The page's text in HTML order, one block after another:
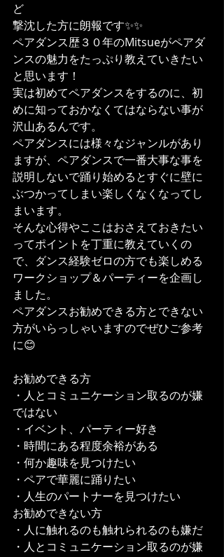
ど
撃沈した方に朗報です✨✨
ペアダンス歴３０年のMitsueがペアダ
ンスの魅力をたっぷり教えていきたい
と思います！
実は初めてペアダンスをするのに、初
めに知っておかなくてはならない事が
沢山あるんです。
ペアダンスには様々なジャンルがあり
ますが、ペアダンスで一番大事な事を
説明しないで踊り始めるとすぐに壁に
ぶつかってしまい楽しくなくなってし
まいます。
そんな心得やここはおさえておきたい
ってポイントを丁重に教えていくの
で、ダンス経験ゼロの方でも楽しめる
ワークショップ＆パーティーを企画し
ました。
ペアダンスお勧めできる方とできない
方がいらっしゃいますのでぜひご参考
に😊
お勧めできる方
・人とコミュニケーション取るのが嫌
ではない
・イベント、パーティー好き
・時間にある程度余裕がある
・何か趣味を見つけたい
・ペアで華麗に踊りたい
・人生のパートナーを見つけたい
お勧めできない方
・人に触れるのも触れられるのも嫌だ
・人とコミュニケーション取るのが嫌